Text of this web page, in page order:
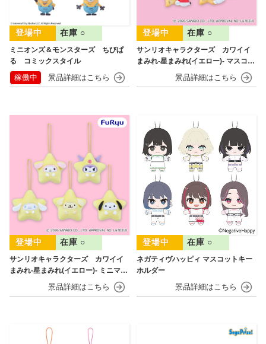
ミニオンズ＆モンスターズ ちびぱ
る コミックスタイル
在庫 ○
稼働中
サンリオキャラクターズ カワイイ
まみれ-星まみれ(イエロー)- マスコッ
在庫 ○
サンリオキャラクターズ カワイイ
まみれ-星まみれ(イエロー)- ミニマス
在庫 ○
ネガティヴハッピィ マスコットキー
ホルダー
在庫 ○